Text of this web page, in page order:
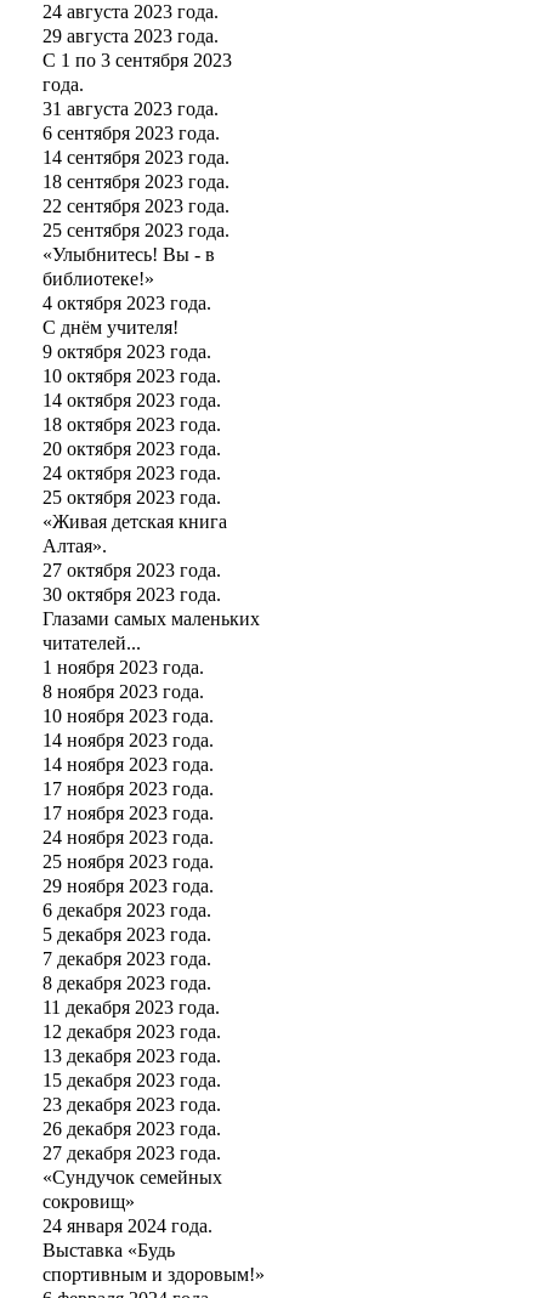
24 августа 2023 года.
29 августа 2023 года.
С 1 по 3 сентября 2023
года.
31 августа 2023 года.
6 сентября 2023 года.
14 сентября 2023 года.
18 сентября 2023 года.
22 сентября 2023 года.
25 сентября 2023 года.
«Улыбнитесь! Вы - в
библиотеке!»
4 октября 2023 года.
С днём учителя!
9 октября 2023 года.
10 октября 2023 года.
14 октября 2023 года.
18 октября 2023 года.
20 октября 2023 года.
24 октября 2023 года.
25 октября 2023 года.
«Живая детская книга
Алтая».
27 октября 2023 года.
30 октября 2023 года.
Глазами самых маленьких
читателей...
1 ноября 2023 года.
8 ноября 2023 года.
10 ноября 2023 года.
14 ноября 2023 года.
14 ноября 2023 года.
17 ноября 2023 года.
17 ноября 2023 года.
24 ноября 2023 года.
25 ноября 2023 года.
29 ноября 2023 года.
6 декабря 2023 года.
5 декабря 2023 года.
7 декабря 2023 года.
8 декабря 2023 года.
11 декабря 2023 года.
12 декабря 2023 года.
13 декабря 2023 года.
15 декабря 2023 года.
23 декабря 2023 года.
26 декабря 2023 года.
27 декабря 2023 года.
«Сундучок семейных
сокровищ»
24 января 2024 года.
Выставка «Будь
спортивным и здоровым!»